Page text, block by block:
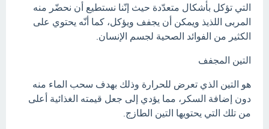
التي تؤكل بأشكال متعدّدة حيث إنّنا نستطيع أن نحضّر منه
المربى اللذيذ ويمكن أن يجفف ويؤكل، كما أنّه يحتوي على
الكثير من الفوائد الصحية لجسم الإنسان.
التين المجفف
هو التين الذي تعرض للحرارة وذلك بهدف سحب الماء منه
دون إضافة السكر، مما يؤدي إلى جعل قيمته الغذائية أعلى
من تلك التي يحتويها التين الطازج.